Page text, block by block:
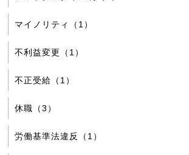
マイノリティ（1）
不利益変更（1）
不正受給（1）
休職（3）
労働基準法違反（1）